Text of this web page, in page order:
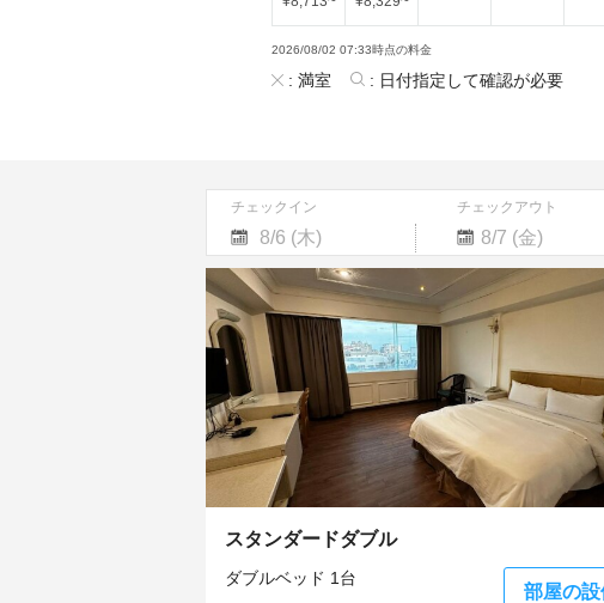
2026/08/02 07:33時点の料金
: 満室 : 日付指定して確認が必要
チェックイン チェックアウト
Navigate
forward
to
interact
with
the
calendar
and
select
a
date.
Press
question
key
Navigate
backward
to
interact
the
calendar
and
select
a
date.
Press
スタンダードダブル
ダブルベッド 1台
部屋の設